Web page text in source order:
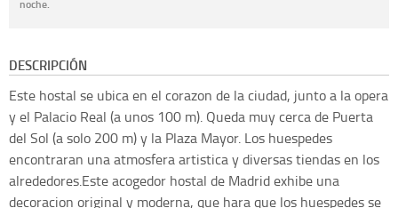
noche.
DESCRIPCIÓN
Este hostal se ubica en el corazon de la ciudad, junto a la opera
y el Palacio Real (a unos 100 m). Queda muy cerca de Puerta
del Sol (a solo 200 m) y la Plaza Mayor. Los huespedes
encontraran una atmosfera artistica y diversas tiendas en los
alrededores.Este acogedor hostal de Madrid exhibe una
decoracion original y moderna, que hara que los huespedes se